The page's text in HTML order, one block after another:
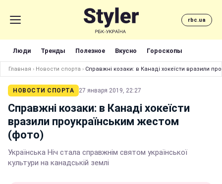
rbc.ua
Люди Тренды Полезное Вкусно Гороскопы
Главная › Новости спорта › Справжні козаки: в Канаді хокеїсти вразили
НОВОСТИ СПОРТА 27 января 2019, 22:27
Справжні козаки: в Канаді хокеїсти
вразили проукраїнським жестом
(фото)
Українська Ніч стала справжнім святом української
культури на канадській землі